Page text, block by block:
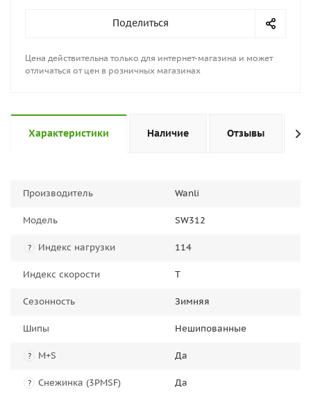
Поделиться
Цена действительна только для интернет-магазина и может
отличаться от цен в розничных магазинах
Характеристики Наличие Отзывы
Производитель Wanli
Модель SW312
? Индекс нагрузки 114
Индекс скорости T
Сезонность Зимняя
Шипы Нешипованные
? M+S Да
? Снежинка (3PMSF) Да